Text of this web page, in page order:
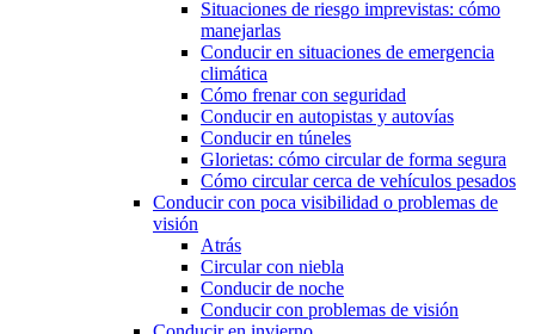
Situaciones de riesgo imprevistas: cómo
manejarlas
Conducir en situaciones de emergencia
climática
Cómo frenar con seguridad
Conducir en autopistas y autovías
Conducir en túneles
Glorietas: cómo circular de forma segura
Cómo circular cerca de vehículos pesados
Conducir con poca visibilidad o problemas de
visión
Atrás
Circular con niebla
Conducir de noche
Conducir con problemas de visión